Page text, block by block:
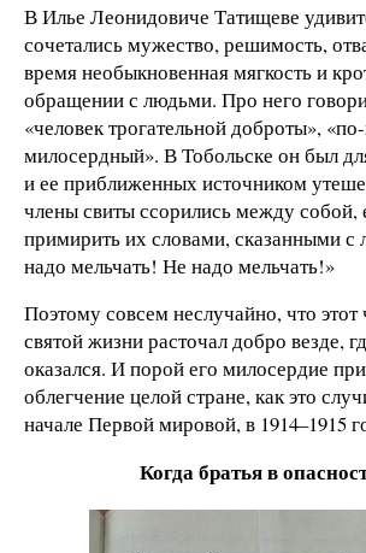
В Илье Леонидовиче Татищеве
сочетались мужество, решимость,
время необыкновенная мягкость и
обращении с людьми. Про него
«человек трогательной доброты»,
милосердный». В Тобольске он был
и ее приближенных источником
члены свиты ссорились между собой,
примирить их словами, сказанными
надо мельчать! Не надо мельчать!»
Поэтому совсем неслучайно, что этот
святой жизни расточал добро везде,
оказался. И порой его милосердие
облегчение целой стране, как это
начале Первой мировой, в 1914–1915
Когда братья в